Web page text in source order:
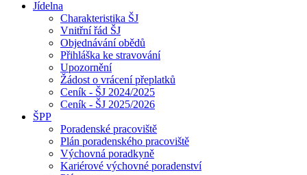
Jídelna
Charakteristika ŠJ
Vnitřní řád ŠJ
Objednávání obědů
Přihláška ke stravování
Upozornění
Žádost o vrácení přeplatků
Ceník - ŠJ 2024/2025
Ceník - ŠJ 2025/2026
ŠPP
Poradenské pracoviště
Plán poradenského pracoviště
Výchovná poradkyně
Kariérové výchovné poradenství